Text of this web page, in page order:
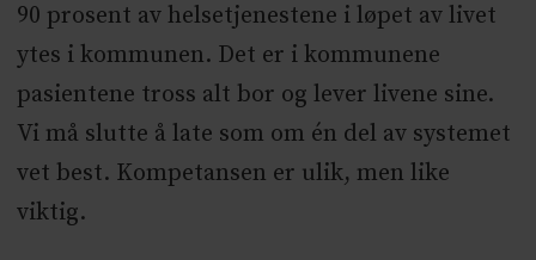
90 prosent av helsetjenestene i løpet av livet
ytes i kommunen. Det er i kommunene
pasientene tross alt bor og lever livene sine.
Vi må slutte å late som om én del av systemet
vet best. Kompetansen er ulik, men like
viktig.